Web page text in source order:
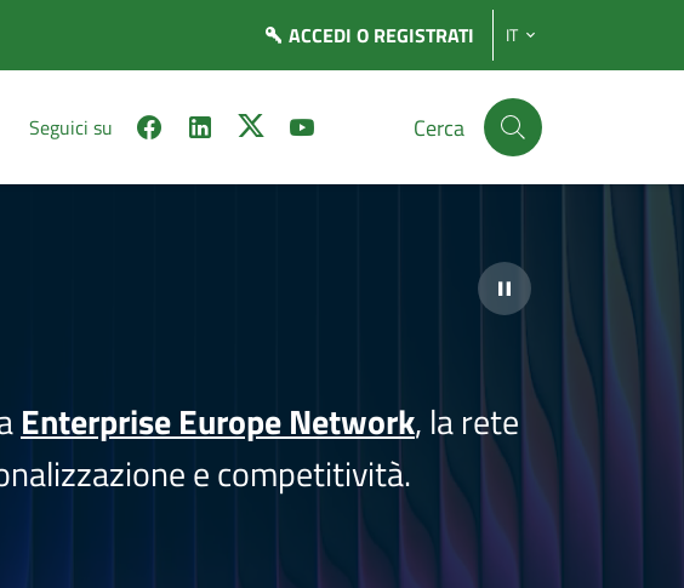
ACCEDI O REGISTRATI IT
Seguici su Cerca
Enterprise Europe Network, la rete
e competitività.